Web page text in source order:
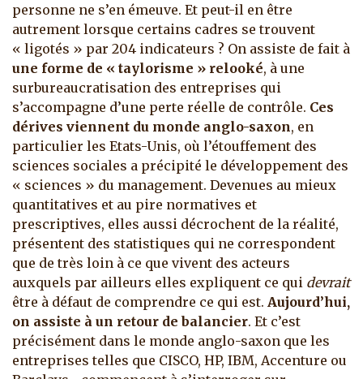
personne ne s’en émeuve. Et peut-il en être
autrement lorsque certains cadres se trouvent
« ligotés » par 204 indicateurs ? On assiste de fait à
une forme de « taylorisme » relooké, à une
surbureaucratisation des entreprises qui
s’accompagne d’une perte réelle de contrôle. Ces
dérives viennent du monde anglo-saxon, en
particulier les Etats-Unis, où l’étouffement des
sciences sociales a précipité le développement des
« sciences » du management. Devenues au mieux
quantitatives et au pire normatives et
prescriptives, elles aussi décrochent de la réalité,
présentent des statistiques qui ne correspondent
que de très loin à ce que vivent des acteurs
auxquels par ailleurs elles expliquent ce qui devrait
être à défaut de comprendre ce qui est. Aujourd’hui,
on assiste à un retour de balancier. Et c’est
précisément dans le monde anglo-saxon que les
entreprises telles que CISCO, HP, IBM, Accenture ou